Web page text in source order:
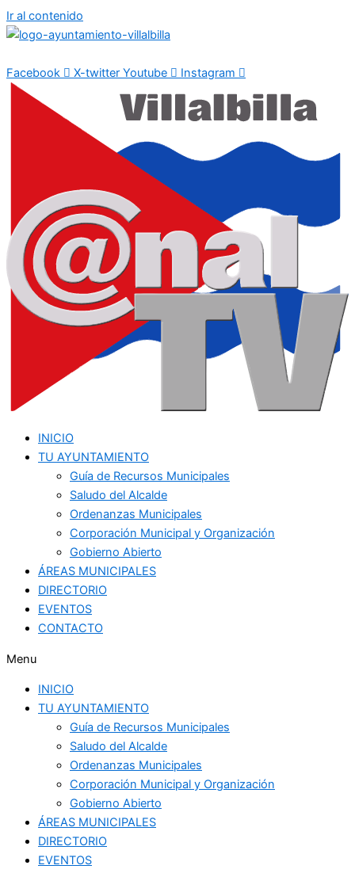
Ir al contenido
Facebook X-twitter Youtube Instagram
INICIO
TU AYUNTAMIENTO
Guía de Recursos Municipales
Saludo del Alcalde
Ordenanzas Municipales
Corporación Municipal y Organización
Gobierno Abierto
ÁREAS MUNICIPALES
DIRECTORIO
EVENTOS
CONTACTO
Menu
INICIO
TU AYUNTAMIENTO
Guía de Recursos Municipales
Saludo del Alcalde
Ordenanzas Municipales
Corporación Municipal y Organización
Gobierno Abierto
ÁREAS MUNICIPALES
DIRECTORIO
EVENTOS